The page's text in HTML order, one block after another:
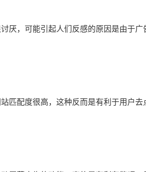
，可能引起人们反感的原因是由于广
匹配度很高，这种反而是有利于用户